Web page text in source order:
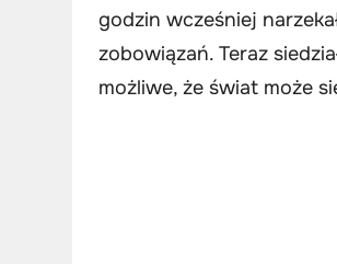
godzin wcześniej
zobowiązań. Teraz
możliwe, że świat może